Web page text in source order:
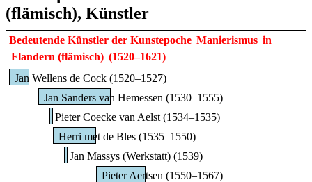
(flämisch), Künstler
Bedeutende Künstler der Kunstepoche Manierismus in
Flandern (flämisch) (1520–1621)
Jan Wellens de Cock (1520–1527)
Jan Sanders van Hemessen (1530–1555)
Pieter Coecke van Aelst (1534–1535)
Herri met de Bles (1535–1550)
Jan Massys (Werkstatt) (1539)
Pieter Aertsen (1550–1567)